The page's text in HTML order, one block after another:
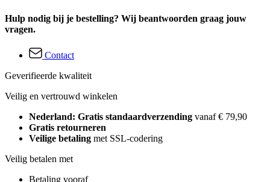
Hulp nodig bij je bestelling? Wij beantwoorden graag jouw
vragen.
Contact
Geverifieerde kwaliteit
Veilig en vertrouwd winkelen
Nederland: Gratis standaardverzending vanaf € 79,90
Gratis retourneren
Veilige betaling met SSL-codering
Veilig betalen met
Betaling vooraf